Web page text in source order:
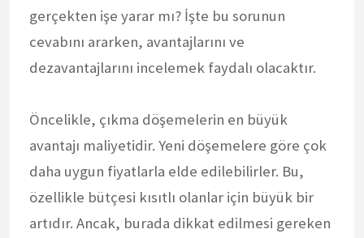
gerçekten işe yarar mı? İşte bu sorunun
cevabını ararken, avantajlarını ve
dezavantajlarını incelemek faydalı olacaktır.
Öncelikle, çıkma döşemelerin en büyük
avantajı maliyetidir. Yeni döşemelere göre çok
daha uygun fiyatlarla elde edilebilirler. Bu,
özellikle bütçesi kısıtlı olanlar için büyük bir
artıdır. Ancak, burada dikkat edilmesi gereken